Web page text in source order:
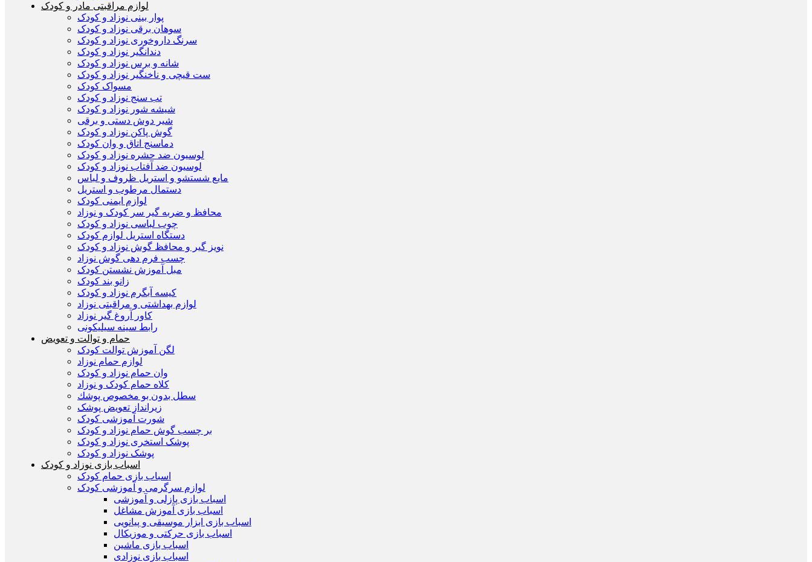
لوازم مراقبتی مادر و کودک
پوار بینی نوزاد و کودک
سوهان برقی نوزاد و کودک
سرنگ داروخوری نوزاد و کودک
دندانگیر نوزاد و کودک
شانه و برس نوزاد و کودک
ست قیچی و ناخنگیر نوزاد و کودک
مسواک کودک
تب سنج نوزاد و کودک
شیشه شور نوزاد و کودک
شیر دوش دستی و برقی
گوش پاکن نوزاد و کودک
دماسنج اتاق و وان کودک
لوسیون ضد حشره نوزاد و کودک
لوسیون ضد آفتاب نوزاد و کودک
مایع شستشو و استریل ظروف و لباس
دستمال مرطوب و استریل
لوازم ایمنی کودک
محافظ و ضربه گیر سر کودک و نوزاد
چوب لباسی نوزاد و کودک
دستگاه استریل لوازم کودک
نویز گیر و محافظ گوش نوزاد و کودک
چسب فرم دهی گوش نوزاد
مبل آموزش نشستن کودک
زانو بند کودک
کیسه آبگرم نوزاد و کودک
لوازم بهداشتی و مراقبتی نوزاد
کاور آروغ گیر نوزاد
رابط سینه سیلیکونی
حمام و توالت و تعویض
لگن آموزش توالت کودک
لوازم حمام نوزاد
وان حمام نوزاد و کودک
کلاه حمام کودک و نوزاد
سطل بدون بو مخصوص پوشك
زیرانداز تعویض پوشک
شورت آموزشی کودک
بر چسب گوش حمام نوزاد و کودک
پوشک استخری نوزاد و کودک
پوشک نوزاد و کودک
اسباب بازی نوزاد و کودک
اسباب بازی حمام کودک
لوازم سرگرمی و آموزشی کودک
اسباب بازی پازلی و آموزشی
اسباب بازی آموزش مشاغل
اسباب بازی ابزار موسیقی و پیانویی
اسباب بازی حرکتی و موزیکال
اسباب بازی ماشین
اسباب بازی نوزادی